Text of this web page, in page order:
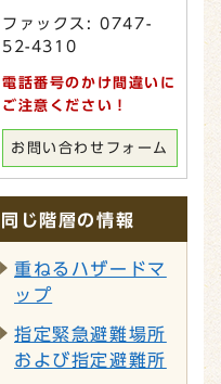
ファックス: 0747-
52-4310
電話番号のかけ間違いに
ご注意ください！
お問い合わせフォーム
同じ階層の情報
重ねるハザードマ
ップ
指定緊急避難場所
および指定避難所